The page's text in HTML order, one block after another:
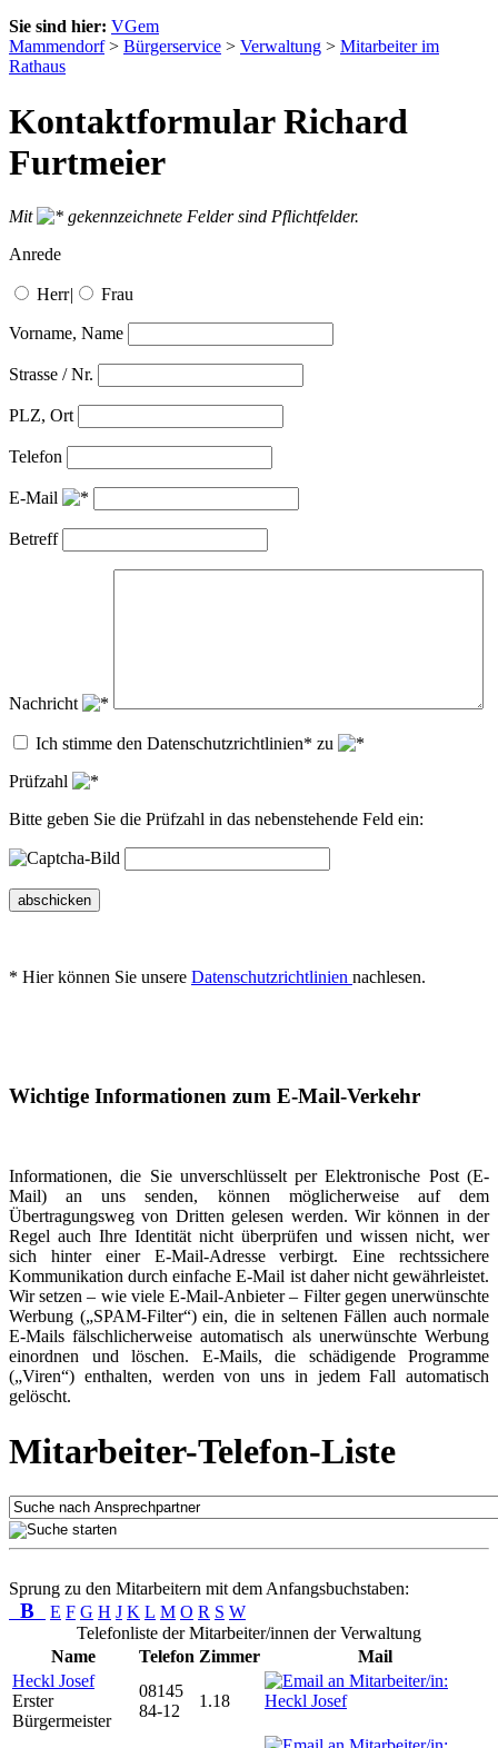
Sie sind hier: VGem
Mammendorf> Bürgerservice > Verwaltung > Mitarbeiter im
Rathaus
Kontaktformular Richard
Furtmeier
Mit
gekennzeichnete Felder sind Pflichtfelder.
Anrede
Herr| Frau
Vorname, Name
Strasse / Nr.
PLZ, Ort
Telefon
E-Mail
Betreff
Nachricht
Ich stimme den Datenschutzrichtlinien* zu
Prüfzahl
Bitte geben Sie die Prüfzahl in das nebenstehende Feld ein:
abschicken
* Hier können Sie unsere Datenschutzrichtlinien nachlesen.
Wichtige Informationen zum E-Mail-Verkehr
Informationen, die Sie unverschlüsselt per Elektronische Post (E-
Mail) an uns senden, können möglicherweise auf dem
Übertragungsweg von Dritten gelesen werden. Wir können in der
Regel auch Ihre Identität nicht überprüfen und wissen nicht, wer
sich hinter einer E-Mail-Adresse verbirgt. Eine rechtssichere
Kommunikation durch einfache E-Mail ist daher nicht gewährleistet.
Wir setzen – wie viele E-Mail-Anbieter – Filter gegen unerwünschte
Werbung („SPAM-Filter“) ein, die in seltenen Fällen auch normale
E-Mails fälschlicherweise automatisch als unerwünschte Werbung
einordnen und löschen. E-Mails, die schädigende Programme
(„Viren“) enthalten, werden von uns in jedem Fall automatisch
gelöscht.
Mitarbeiter-Telefon-Liste
Sprung zu den Mitarbeitern mit dem Anfangsbuchstaben:
B E F G H J K L M O R S W
Telefonliste der Mitarbeiter/innen der Verwaltung
Name
Telefon Zimmer
Mail
Heckl Josef
Erster
Bürgermeister
08145
84-12
1.18